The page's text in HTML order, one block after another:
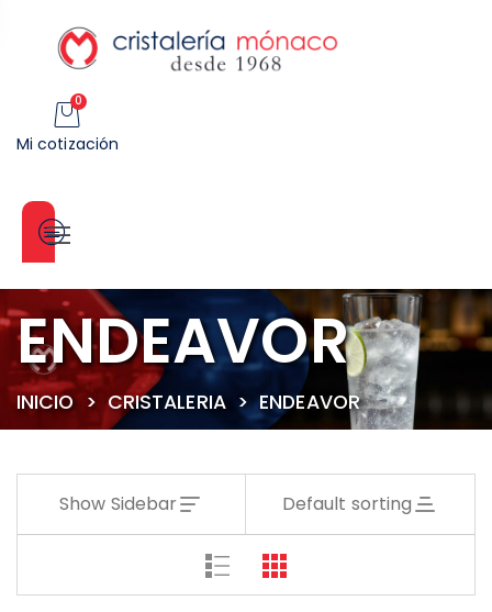
0
Mi cotización
Categorías
ENDEAVOR
INICIO>CRISTALERIA>ENDEAVOR
Show Sidebar Default sorting